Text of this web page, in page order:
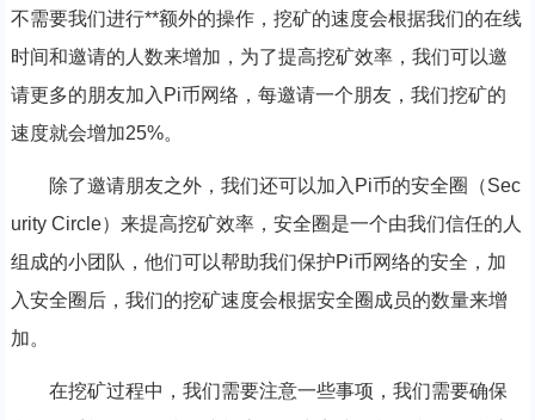
不需要我们进行**额外的操作，挖矿的速度会根据我们的在线
时间和邀请的人数来增加，为了提高挖矿效率，我们可以邀
请更多的朋友加入Pi币网络，每邀请一个朋友，我们挖矿的
速度就会增加25%。
除了邀请朋友之外，我们还可以加入Pi币的安全圈（Sec
urity Circle）来提高挖矿效率，安全圈是一个由我们信任的人
组成的小团队，他们可以帮助我们保护Pi币网络的安全，加
入安全圈后，我们的挖矿速度会根据安全圈成员的数量来增
加。
在挖矿过程中，我们需要注意一些事项，我们需要确保